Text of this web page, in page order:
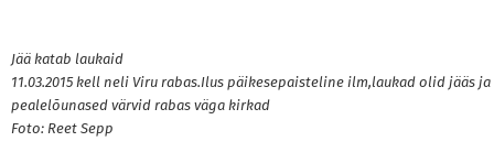
Jää katab laukaid
11.03.2015 kell neli Viru rabas.Ilus päikesepaisteline ilm,laukad olid jääs ja
pealelõunased värvid rabas väga kirkad
Foto: Reet Sepp